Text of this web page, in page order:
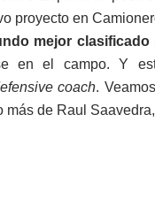
Athletes
Mundial de
Tour de Francia
proyecto en
mejor clasificado
en el campo. Y
coach.
más de Raul